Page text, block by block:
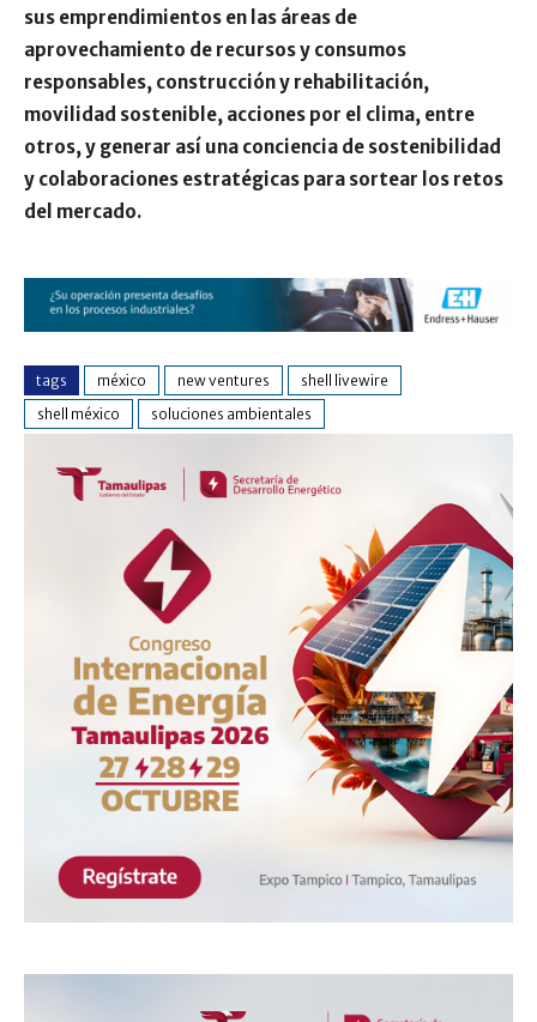
sus emprendimientos en las áreas de
aprovechamiento de recursos y consumos
responsables, construcción y rehabilitación,
movilidad sostenible, acciones por el clima, entre
otros, y generar así una conciencia de sostenibilidad
y colaboraciones estratégicas para sortear los retos
del mercado.
tags méxico new ventures
shell livewire
shell méxico
soluciones ambientales